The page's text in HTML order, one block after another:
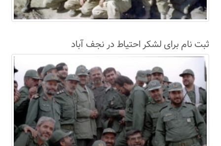
ثبت نام برای لشکر احتیاط در نجف آباد